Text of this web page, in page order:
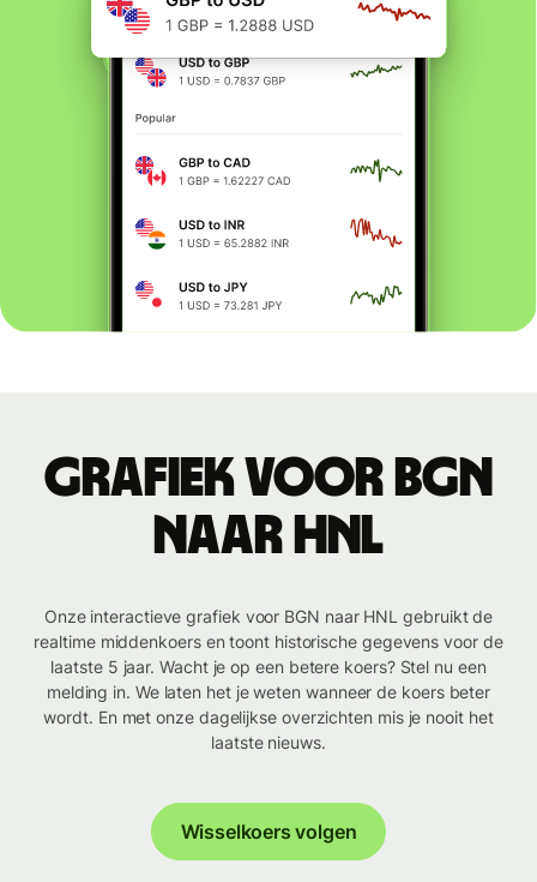
Grafiek voor BGN
naar HNL
Onze interactieve grafiek voor BGN naar HNL gebruikt de
realtime middenkoers en toont historische gegevens voor de
laatste 5 jaar. Wacht je op een betere koers? Stel nu een
melding in. We laten het je weten wanneer de koers beter
wordt. En met onze dagelijkse overzichten mis je nooit het
laatste nieuws.
Wisselkoers volgen